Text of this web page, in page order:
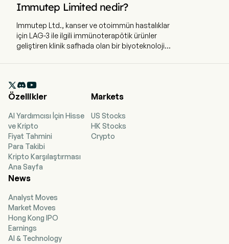
Immutep Limited nedir?
Immutep Ltd., kanser ve otoimmün hastalıklar
için LAG-3 ile ilgili immünoterapötik ürünler
geliştiren klinik safhada olan bir biyoteknoloji
Geni (LAG)-3 immünoterapilerinin geliştirilmesine
odaklanmıştır. Öncü ürün adayı Eftilagimod alfa
uyararak LAG-3'ün adaptif ve doğuştan gelen
bağışıklık sistemlerini kansere karşı harekete
geçirme özelliğinden yararlanmayı amaçlayan
çözünebilir bir LAG-3Ig füzyon proteini olup bir
APC agonistidir. IMP761, otoimmün hastalıkların
kök nedenini, özellikle otoimmün hafıza T
hücrelerini susturarak ele alma potansiyeline
antikordur. Üçüncü ürün adayı LAG525, kanser
tedavisinde potansiyel uygulamalara sahip T
hücrelerindeki LAG-3 molekülünü hedefleyen
antagonist (engelleme) bir antikordur. Dördüncü
ürün adayı ise otoimmüniteyle ilişkili LAG-3 ifade

Özellikler
AI Yardımcısı İçin Hisse
ve Kripto
Fiyat Tahmini
Para Takibi
Kripto Karşılaştırması
Ana Sayfa
Markets
US Stocks
HK Stocks
Crypto
News
Analyst Moves
Market Moves
Hong Kong IPO
Earnings
AI & Technology